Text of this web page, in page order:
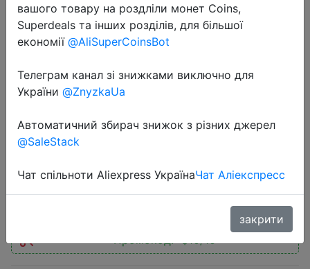
Смарт-часы Amazfit Bip U Pro с
цветным дисплеем,
31 г, 5 АТМ, для Android
$49.99
Промокод:"$10/10"
вашого товару на роздліли монет Coins,
Superdeals та інших розділів, для більшої
економії @AliSuperCoinsBot
Телеграм канал зі знижками виключно для
України @ZnyzkaUa
Автоматичний збирач знижок з різних джерел
@SaleStack
Чат спільноти Aliexpress УкраїнаЧат Аліекспресс
закрити